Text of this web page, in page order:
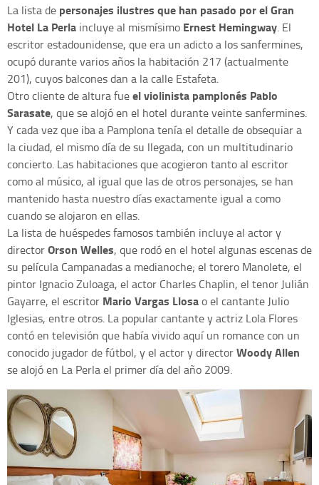
La lista de personajes ilustres que han pasado por el Gran
Hotel La Perla incluye al mismísimo Ernest Hemingway. El
escritor estadounidense, que era un adicto a los sanfermines,
ocupó durante varios años la habitación 217 (actualmente
201), cuyos balcones dan a la calle Estafeta.
Otro cliente de altura fueel violinista pamplonés Pablo
Sarasate, que se alojó en el hotel durante veinte sanfermines.
Y cada vez que iba a Pamplona tenía el detalle de obsequiar a
la ciudad, el mismo día de su llegada, con un multitudinario
concierto. Las habitaciones que acogieron tanto al escritor
como al músico, al igual que las de otros personajes, se han
mantenido hasta nuestro días exactamente igual a como
cuando se alojaron en ellas.
La lista de huéspedes famosos también incluye al actor y
directorOrson Welles, que rodó en el hotel algunas escenas de
su película Campanadas a medianoche; el torero Manolete, el
pintor Ignacio Zuloaga, el actor Charles Chaplin, el tenor Julián
Gayarre, el escritor Mario Vargas Llosao el cantante Julio
Iglesias, entre otros. La popular cantante y actriz Lola Flores
contó en televisión que había vivido aquí un romance con un
conocido jugador de fútbol, y el actor y directorWoody Allen
se alojó en La Perla el primer día del año 2009.